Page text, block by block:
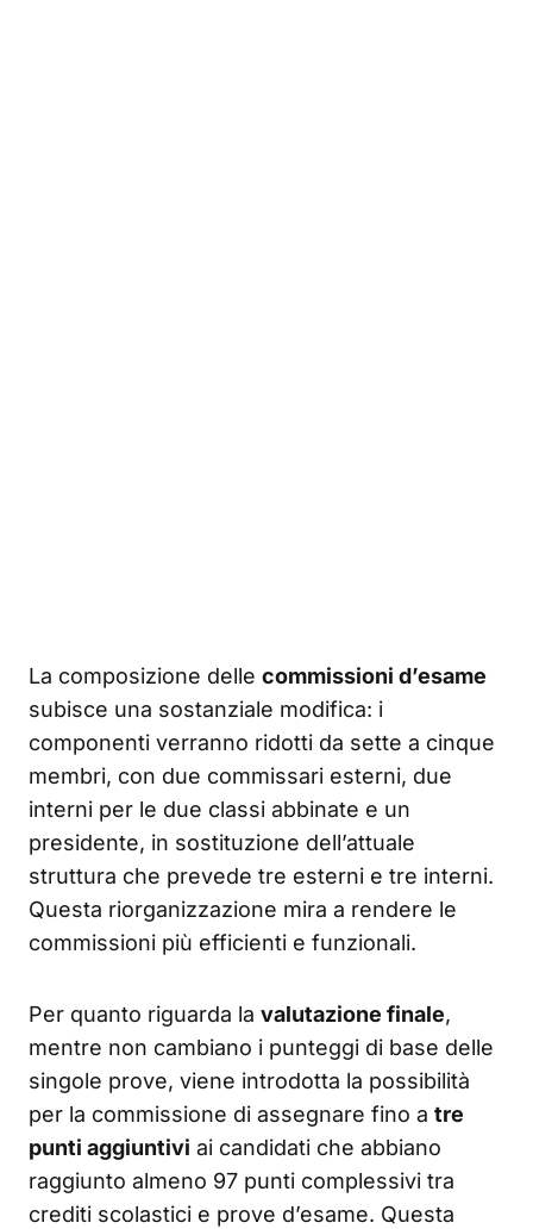
La composizione delle commissioni d’esame
subisce una sostanziale modifica: i
componenti verranno ridotti da sette a cinque
membri, con due commissari esterni, due
interni per le due classi abbinate e un
presidente, in sostituzione dell’attuale
struttura che prevede tre esterni e tre interni.
Questa riorganizzazione mira a rendere le
commissioni più efficienti e funzionali.
Per quanto riguarda la valutazione finale,
mentre non cambiano i punteggi di base delle
singole prove, viene introdotta la possibilità
per la commissione di assegnare fino a tre
punti aggiuntivi ai candidati che abbiano
raggiunto almeno 97 punti complessivi tra
crediti scolastici e prove d’esame. Questa